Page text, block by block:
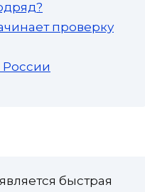
проверку
России
быстрая